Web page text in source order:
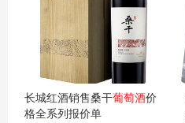
长城红酒销售桑干葡萄酒价
格全系列报价单